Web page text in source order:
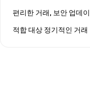
편리한 거래, 보안 업데
적합 대상 정기적인 거래